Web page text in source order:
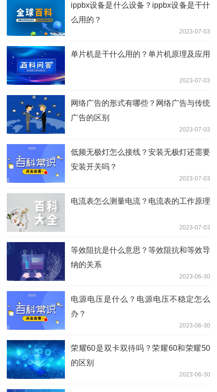
ippbx设备是什么设备？ippbx设备是干什
么用的？
2023-07-03
单片机是干什么用的？单片机原理及应用
2023-07-03
网络广告的形式有哪些？网络广告与传统
广告的区别
2023-07-03
低频无极灯怎么接线？安装无极灯还需要
安装开关吗？
2023-07-03
电流表怎么测量电流？电流表的工作原理
2023-07-03
等效阻抗是什么意思？等效阻抗和等效导
纳的关系
2023-06-30
电源电压是什么？电源电压不稳定怎么
办？
2023-06-30
荣耀60是双卡双待吗？荣耀60和荣耀50
的区别
2023-06-30